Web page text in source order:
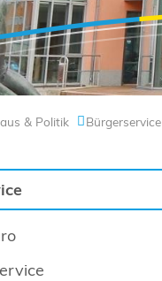
& Politik Bürgerservice